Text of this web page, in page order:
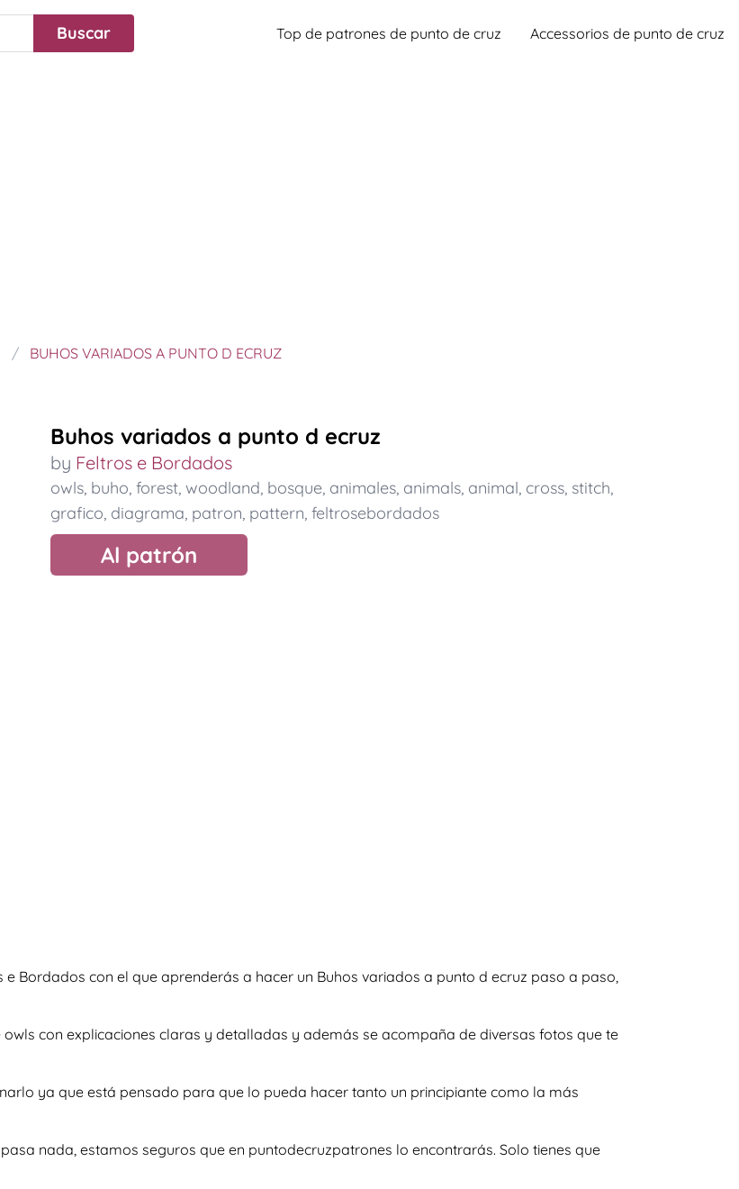
Top de patrones de punto de cruz Accessorios de punto de cruz
BUHOS VARIADOS A PUNTO D ECRUZ
Buhos variados a punto d ecruz
by Feltros e Bordados
owls, buho, forest, woodland, bosque, animales, animals, animal, cross, stitch,
grafico, diagrama, patron, pattern, feltrosebordados
Al patrón
Bordados con el que aprenderás a hacer un Buhos variados a punto d ecruz paso a paso,
con explicaciones claras y detalladas y además se acompaña de diversas fotos que te
ya que está pensado para que lo pueda hacer tanto un principiante como la más
nada, estamos seguros que en puntodecruzpatrones lo encontrarás. Solo tienes que